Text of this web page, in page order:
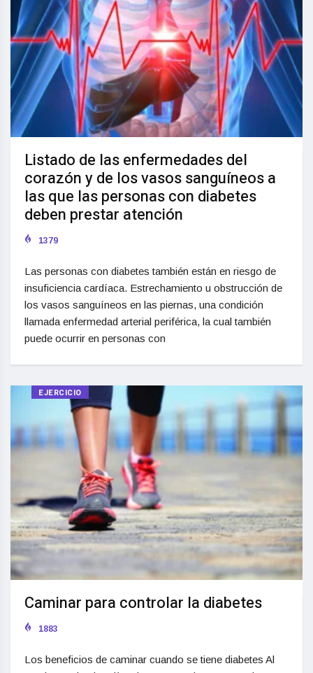
Listado de las enfermedades del
corazón y de los vasos sanguíneos a
las que las personas con diabetes
deben prestar atención
1379
Las personas con diabetes también están en riesgo de
insuficiencia cardíaca. Estrechamiento u obstrucción de
los vasos sanguíneos en las piernas, una condición
llamada enfermedad arterial periférica, la cual también
puede ocurrir en personas con
EJERCICIO
Caminar para controlar la diabetes
1883
Los beneficios de caminar cuando se tiene diabetes Al